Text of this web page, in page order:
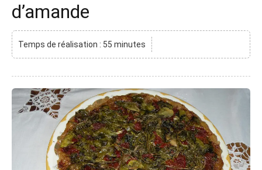
d’amande
Temps de réalisation : 55 minutes